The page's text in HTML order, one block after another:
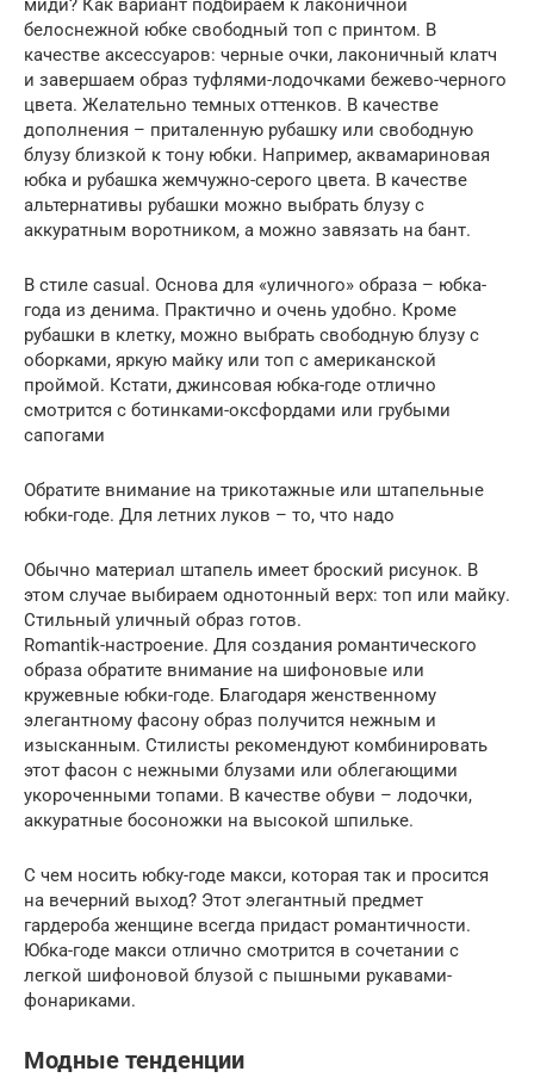
миди? Как вариант подбираем к лаконичной
белоснежной юбке свободный топ с принтом. В
качестве аксессуаров: черные очки, лаконичный клатч
и завершаем образ туфлями-лодочками бежево-черного
цвета. Желательно темных оттенков. В качестве
дополнения – приталенную рубашку или свободную
блузу близкой к тону юбки. Например, аквамариновая
юбка и рубашка жемчужно-серого цвета. В качестве
альтернативы рубашки можно выбрать блузу с
аккуратным воротником, а можно завязать на бант.
В стиле casual. Основа для «уличного» образа – юбка-
года из денима. Практично и очень удобно. Кроме
рубашки в клетку, можно выбрать свободную блузу с
оборками, яркую майку или топ с американской
проймой. Кстати, джинсовая юбка-годе отлично
смотрится с ботинками-оксфордами или грубыми
сапогами
Обратите внимание на трикотажные или штапельные
юбки-годе. Для летних луков – то, что надо
Обычно материал штапель имеет броский рисунок. В
этом случае выбираем однотонный верх: топ или майку.
Стильный уличный образ готов.
Romantik-настроение. Для создания романтического
образа обратите внимание на шифоновые или
кружевные юбки-годе. Благодаря женственному
элегантному фасону образ получится нежным и
изысканным. Стилисты рекомендуют комбинировать
этот фасон с нежными блузами или облегающими
укороченными топами. В качестве обуви – лодочки,
аккуратные босоножки на высокой шпильке.
С чем носить юбку-годе макси, которая так и просится
на вечерний выход? Этот элегантный предмет
гардероба женщине всегда придаст романтичности.
Юбка-годе макси отлично смотрится в сочетании с
легкой шифоновой блузой с пышными рукавами-
фонариками.
Модные тенденции